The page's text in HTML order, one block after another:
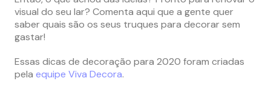
visual do seu lar? Comenta aqui que a gente quer
saber quais são os seus truques para decorar sem
gastar!
Essas dicas de decoração para 2020 foram criadas
pela equipe Viva Decora.